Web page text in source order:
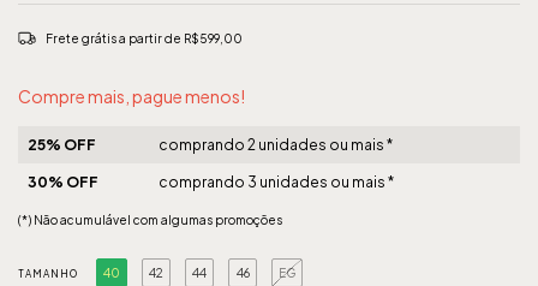
Frete grátisa partir de R$599,00
Compre mais, pague menos!
25% OFF comprando 2 unidades ou mais *
30% OFF comprando 3 unidades ou mais *
(*) Não acumulável com algumas promoções
TAMANHO 40 42 44 46 EG